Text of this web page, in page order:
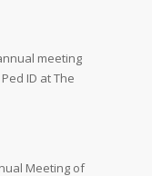
meeting
ID at The
Meeting of